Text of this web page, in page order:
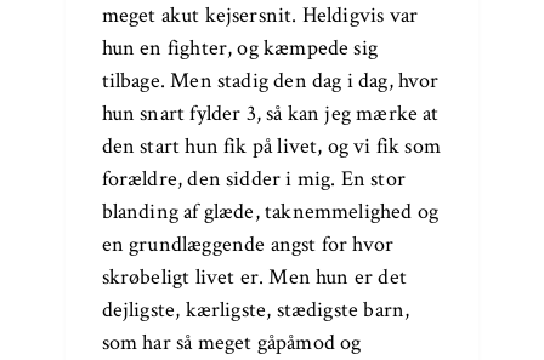
meget akut kejsersnit. Heldigvis var
hun en fighter, og kæmpede sig
tilbage. Men stadig den dag i dag, hvor
hun snart fylder 3, så kan jeg mærke at
den start hun fik på livet, og vi fik som
forældre, den sidder i mig. En stor
blanding af glæde, taknemmelighed og
en grundlæggende angst for hvor
skrøbeligt livet er. Men hun er det
dejligste, kærligste, stædigste barn,
som har så meget gåpåmod og